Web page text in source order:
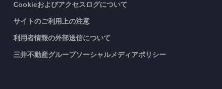
Cookieおよびアクセスログについて
サイトのご利用上の注意
利用者情報の外部送信について
三井不動産グループソーシャルメディアポリシー